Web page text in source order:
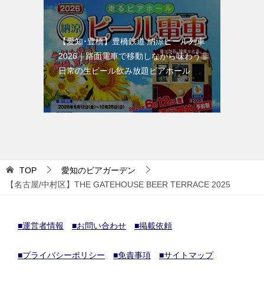
【愛知･豊橋】豊橋鉄道 納涼ビール列車
2026｜路面電車で移動しながら味わう非
日常の生ビール飲み放題ビアホール
TOP
愛知のビアガーデン
【名古屋/中村区】THE GATEHOUSE BEER TERRACE 2025
■運営者情報 ■お問い合わせ ■掲載依頼
■プライバシーポリシー ■免責事項 ■サイトマップ